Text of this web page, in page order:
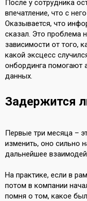
После у сотрудника
впечатление, что с
Оказывается, что
сказал. Это проблема
зависимости от того,
какой эксцесс
онбординга помогают
данных.
Задержится
Первые три месяца –
изменить, оно сильно
дальнейшее
На практике, если в
потом в компании
помня о том, какое